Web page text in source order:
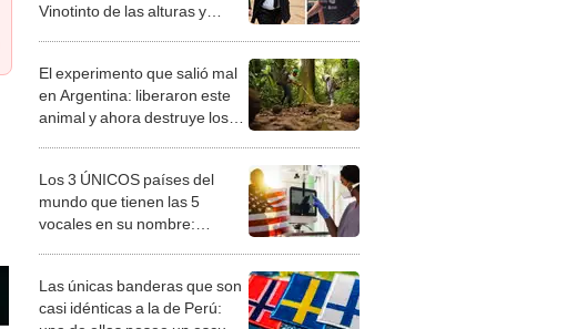
Vinotinto de las alturas y
El experimento que salió mal
en Argentina: liberaron este
animal y ahora destruye los
Los 3 ÚNICOS países del
mundo que tienen las 5
vocales en su nombre:
Las únicas banderas que son
casi idénticas a la de Perú: